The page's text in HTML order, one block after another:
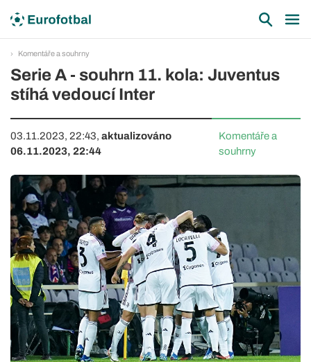
Komentáře a souhrny
Serie A - souhrn 11. kola: Juventus
stíhá vedoucí Inter
03.11.2023, 22:43, aktualizováno
06.11.2023, 22:44
Komentáře a
souhrny